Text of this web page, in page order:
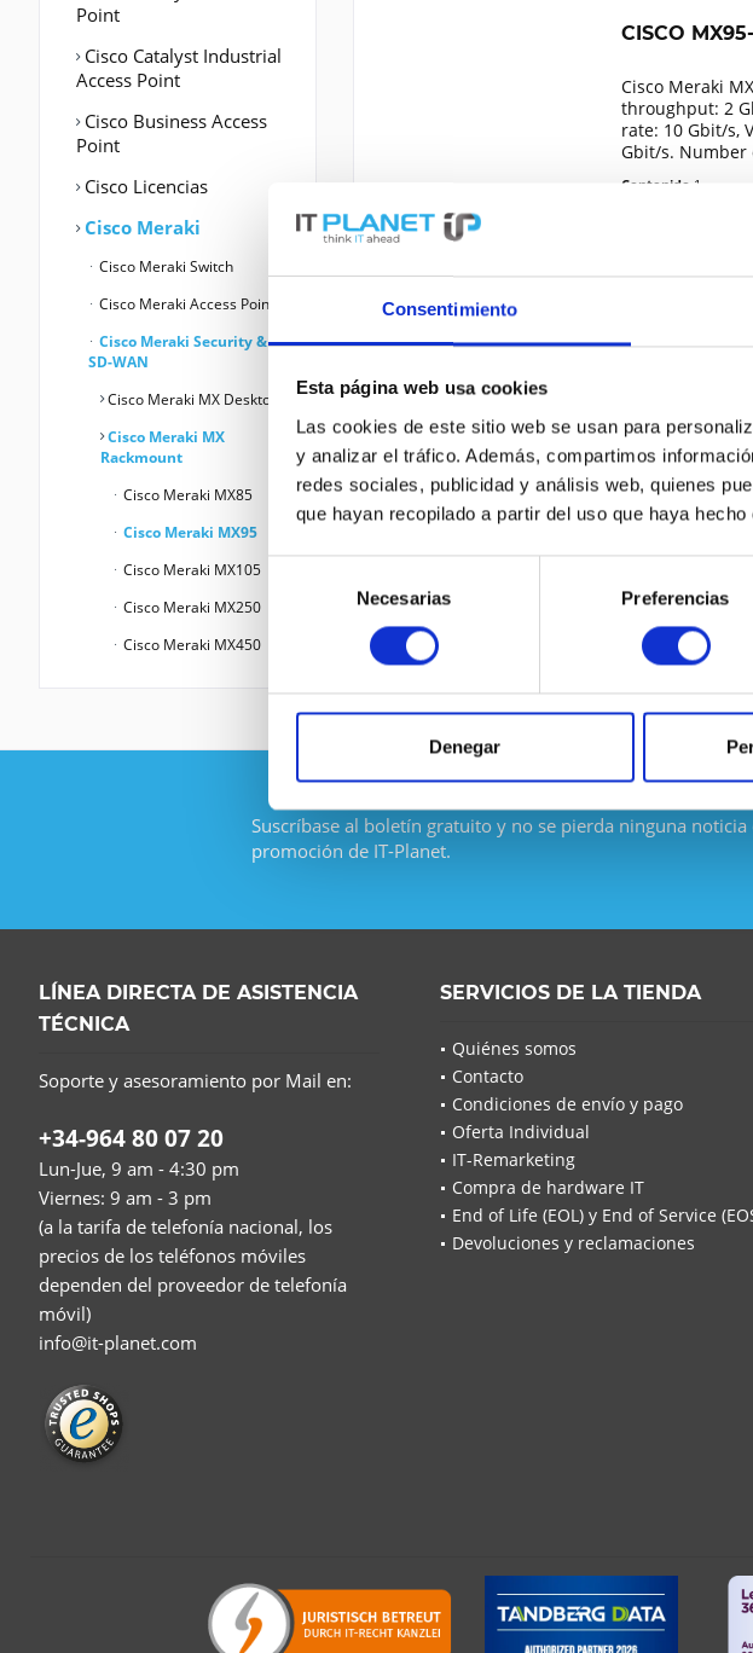
Consentimiento
Esta página web usa cookies
Las cookies de este sitio web se usan para
y analizar el tráfico. Además, compartimos
redes sociales, publicidad y análisis web, quienes
que hayan recopilado a partir del uso que haya
consentimiento
Necesarias Preferencias
Denegar
Point
Cisco Catalyst Industrial
Access Point
Cisco Business Access
Point
Cisco Licencias
Cisco Meraki
Cisco Meraki Switch
Cisco Meraki Access Point
Cisco Meraki Security &
SD-WAN
Cisco Meraki MX Desktop
Cisco Meraki MX
Rackmount
Cisco Meraki MX85
Cisco Meraki MX95
Cisco Meraki MX105
Cisco Meraki MX250
Cisco Meraki MX450
CISCO
Cisco Meraki
throughput: 2
rate: 10 Gbit/s,
Gbit/s. Number
Contenido 1
DETALLES
Suscríbase al boletín gratuito y no se pierda ninguna noticia
promoción de IT-Planet.
LÍNEA DIRECTA DE ASISTENCIA
TÉCNICA
Soporte y asesoramiento por Mail en:
+34-964 80 07 20
Lun-Jue, 9 am - 4:30 pm
Viernes: 9 am - 3 pm
(a la tarifa de telefonía nacional, los
precios de los teléfonos móviles
dependen del proveedor de telefonía
móvil)
info@it-planet.com
SERVICIOS DE LA TIENDA
Quiénes somos
Contacto
Condiciones de envío y pago
Oferta Individual
IT-Remarketing
Compra de hardware IT
End of Life (EOL) y End of Service
Devoluciones y reclamaciones